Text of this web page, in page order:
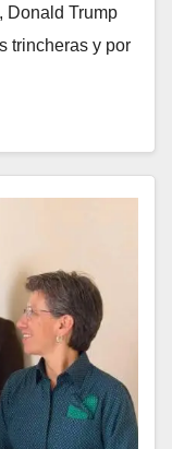
Donald Trump
trincheras y por